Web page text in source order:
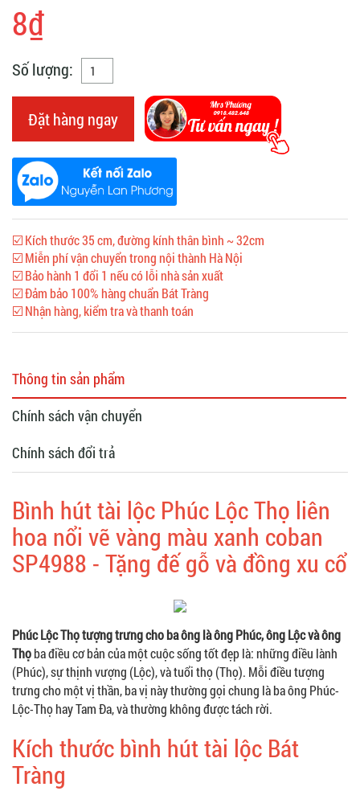
8₫
Số lượng:
Đặt hàng ngay
☑️ Kích thước 35 cm, đường kính thân bình ~ 32cm
☑️ Miễn phí vận chuyển trong nội thành Hà Nội
☑️ Bảo hành 1 đổi 1 nếu có lỗi nhà sản xuất
☑️ Đảm bảo 100% hàng chuẩn Bát Tràng
☑️ Nhận hàng, kiểm tra và thanh toán
Thông tin sản phẩm
Chính sách vận chuyển
Chính sách đổi trả
Bình hút tài lộc Phúc Lộc Thọ liên
hoa nổi vẽ vàng màu xanh coban
SP4988 - Tặng đế gỗ và đồng xu cổ
Phúc Lộc Thọ tượng trưng cho ba ông là ông Phúc, ông Lộc và ông
Thọba điều cơ bản của một cuộc sống tốt đẹp là: những điều lành
(Phúc), sự thịnh vượng (Lộc), và tuổi thọ (Thọ). Mỗi điều tượng
trưng cho một vị thần, ba vị này thường gọi chung là ba ông Phúc-
Lộc-Thọ hay Tam Đa, và thường không được tách rời.
Kích thước bình hút tài lộc Bát
Tràng